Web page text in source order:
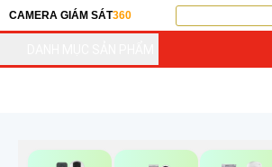
CAMERA GIÁM SÁT360